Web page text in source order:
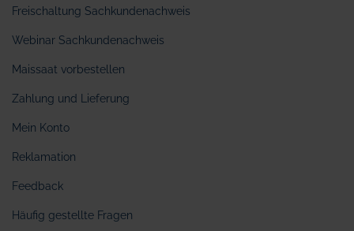
Freischaltung Sachkundenachweis
Webinar Sachkundenachweis
Maissaat vorbestellen
Zahlung und Lieferung
Mein Konto
Reklamation
Feedback
Häufig gestellte Fragen